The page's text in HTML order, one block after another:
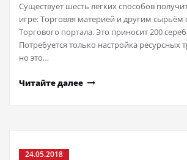
Существует шесть лёгких способов
игре: Торговля материей и другим
Торгового портала. Это приносит 200
Потребуется только настройка ресурсных
но это…
Читайте далее
24.05.2018